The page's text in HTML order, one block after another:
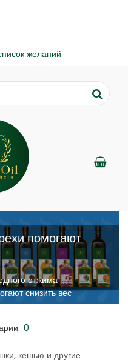
желаний
помогают
отжима //
снизить вес
0
кешью и другие